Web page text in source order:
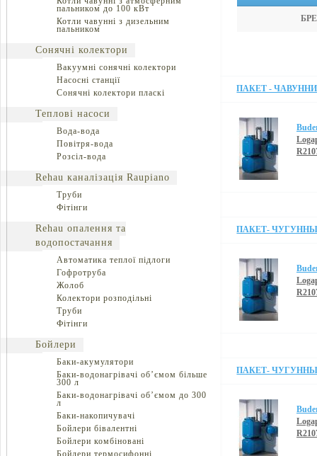
пальником до 100 кВт
Котли чавунні з дизельним
пальником
Сонячні колектори
Вакуумні сонячні колектори
Насосні станції
Сонячні колектори пласкі
Теплові насоси
Вода-вода
Повітря-вода
Розсіл-вода
Rehau каналізація Raupiano
Труби
Фітінги
Rehau опалення та
водопостачання
Автоматика теплої підлоги
Гофротруба
Жолоб
Колектори розподільні
Труби
Фітінги
Бойлери
Баки-акумулятори
Баки-водонагрівачі об’ємом більше
300 л
Баки-водонагрівачі об’ємом до 300
л
Баки-накопичувачі
Бойлери бівалентні
Бойлери комбіновані
Бойлери термосифонні
ПАКЕТ -
ПАКЕТ- ЧУГУННЫЙ
ПАКЕТ- ЧУГУННЫЙ